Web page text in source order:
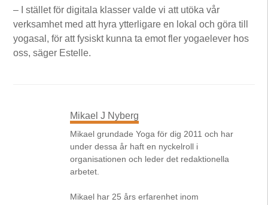
– I stället för digitala klasser valde vi att utöka vår
verksamhet med att hyra ytterligare en lokal och göra till
yogasal, för att fysiskt kunna ta emot fler yogaelever hos
oss, säger Estelle.
Mikael J Nyberg
Mikael grundade Yoga för dig 2011 och har
under dessa år haft en nyckelroll i
organisationen och leder det redaktionella
arbetet.
Mikael har 25 års erfarenhet inom